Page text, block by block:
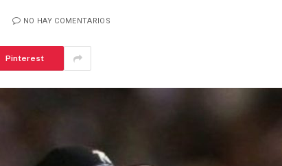
NO HAY COMENTARIOS
Pinterest